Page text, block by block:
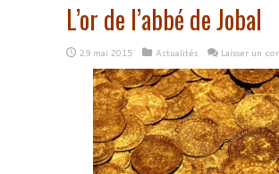
L’or de l’abbé de Jobal
29 mai 2015 Actualités Laisser un